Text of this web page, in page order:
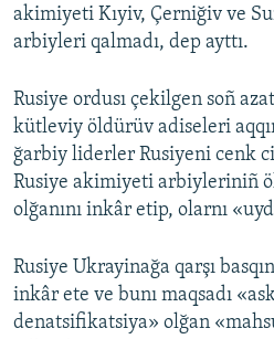
akimiyeti Kıyiv, Çerniğiv ve
arbiyleri qalmadı, dep ayttı.
Rusiye ordusı çekilgen soñ
kütleviy öldürüv adiseleri
ğarbiy liderler Rusiyeni cenk
Rusiye akimiyeti arbiyleriniñ
olğanını inkâr etip, olarnı
Rusiye Ukrayinağa qarşı
inkâr ete ve bunı maqsadı
denatsifikatsiya» olğan